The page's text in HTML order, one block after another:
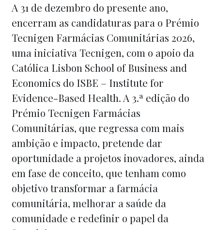
A 31 de dezembro do presente ano,
encerram as candidaturas para o Prémio
Tecnigen Farmácias Comunitárias 2026,
uma iniciativa Tecnigen, com o apoio da
Católica Lisbon School of Business and
Economics do ISBE – Institute for
Evidence-Based Health. A 3.ª edição do
Prémio Tecnigen Farmácias
Comunitárias, que regressa com mais
ambição e impacto, pretende dar
oportunidade a projetos inovadores, ainda
em fase de conceito, que tenham como
objetivo transformar a farmácia
comunitária, melhorar a saúde da
comunidade e redefinir o papel da